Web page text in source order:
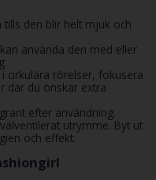
den blir helt mjuk och
använda den med eller
cirkulära rörelser, fokusera
där du önskar extra
efter användning.
utrymme. Byt ut
och effekt.